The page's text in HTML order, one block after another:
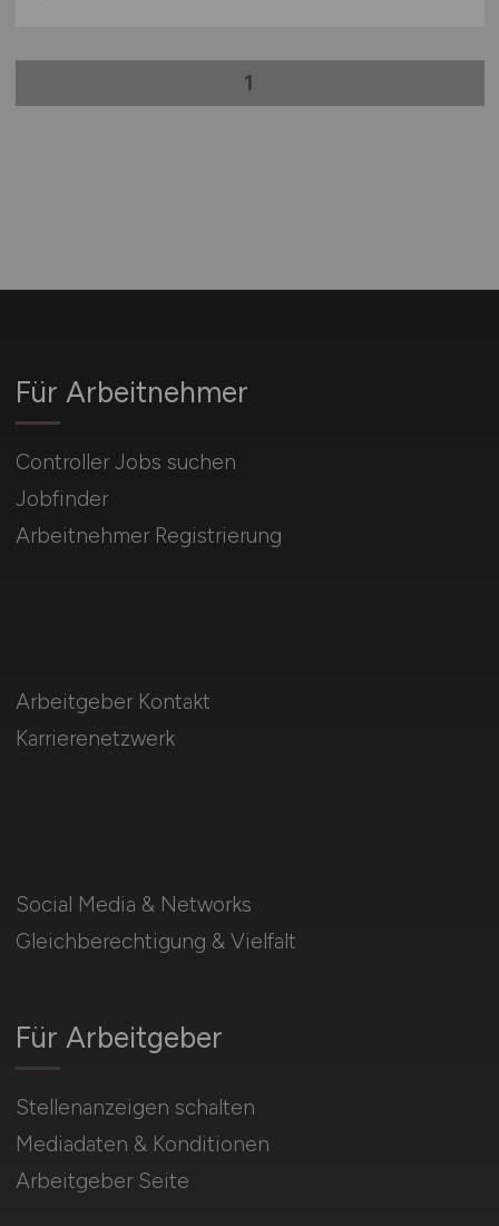
1
Für Arbeitnehmer
Controller Jobs suchen
Jobfinder
Arbeitnehmer Registrierung
Social Media & Networks
Gleichberechtigung & Vielfalt
Für Arbeitgeber
Stellenanzeigen schalten
Mediadaten & Konditionen
Arbeitgeber Seite
Arbeitgeber Kontakt
Karrierenetzwerk